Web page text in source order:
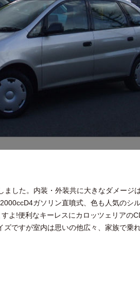
した。内装・外装共に大きなダメージ
ガソリン直噴式、色も人気のシ
よ!便利なキーレスにカロッツェリアの
ですが室内は思いの他広々、家族で乗